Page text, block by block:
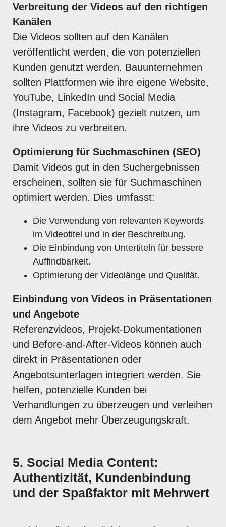
Verbreitung der Videos auf den richtigen
Kanälen
Die Videos sollten auf den Kanälen
veröffentlicht werden, die von potenziellen
Kunden genutzt werden. Bauunternehmen
sollten Plattformen wie ihre eigene Website,
YouTube, LinkedIn und Social Media
(Instagram, Facebook) gezielt nutzen, um
ihre Videos zu verbreiten.
Optimierung für Suchmaschinen (SEO)
Damit Videos gut in den Suchergebnissen
erscheinen, sollten sie für Suchmaschinen
optimiert werden. Dies umfasst:
Die Verwendung von relevanten Keywords
im Videotitel und in der Beschreibung.
Die Einbindung von Untertiteln für bessere
Auffindbarkeit.
Optimierung der Videolänge und Qualität.
Einbindung von Videos in Präsentationen
und Angebote
Referenzvideos, Projekt-Dokumentationen
und Before-and-After-Videos können auch
direkt in Präsentationen oder
Angebotsunterlagen integriert werden. Sie
helfen, potenzielle Kunden bei
Verhandlungen zu überzeugen und verleihen
dem Angebot mehr Überzeugungskraft.
5. Social Media Content:
Authentizität, Kundenbindung
und der Spaßfaktor mit Mehrwert